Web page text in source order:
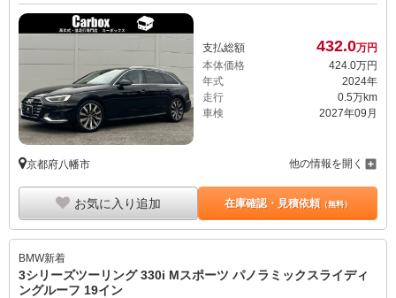
支払総額 432.0万円
本体価格
424.0万円
年式
2024年
走行
0.5万km
車検
2027年09月
京都府八幡市 他の情報を開く
お気に入り追加 在庫確認・見積依頼（無料）
BMW新着
3シリーズツーリング 330i Mスポーツ パノラミックスライディ
ングルーフ 19イン